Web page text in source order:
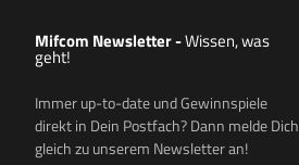
Mifcom Newsletter-Wissen, was
geht!
Immer up-to-date und Gewinnspiele
direkt in Dein Postfach? Dann melde Dich
gleich zu unserem Newsletter an!